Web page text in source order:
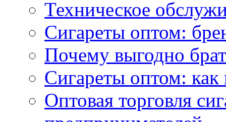
Техническое
Сигареты оптом:
Почему выгодно
Сигареты оптом: как
Оптовая торговля